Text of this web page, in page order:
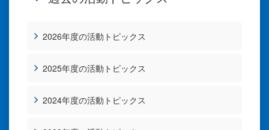
2026年度の活動トピックス
2025年度の活動トピックス
2024年度の活動トピックス